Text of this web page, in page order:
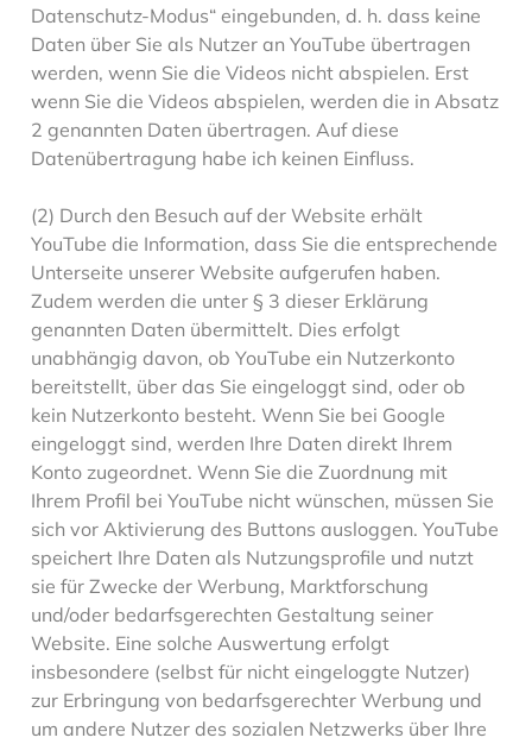
Datenschutz-Modus“ eingebunden, d. h. dass keine
Daten über Sie als Nutzer an YouTube übertragen
werden, wenn Sie die Videos nicht abspielen. Erst
wenn Sie die Videos abspielen, werden die in Absatz
2 genannten Daten übertragen. Auf diese
Datenübertragung habe ich keinen Einfluss.
(2) Durch den Besuch auf der Website erhält
YouTube die Information, dass Sie die entsprechende
Unterseite unserer Website aufgerufen haben.
Zudem werden die unter § 3 dieser Erklärung
genannten Daten übermittelt. Dies erfolgt
unabhängig davon, ob YouTube ein Nutzerkonto
bereitstellt, über das Sie eingeloggt sind, oder ob
kein Nutzerkonto besteht. Wenn Sie bei Google
eingeloggt sind, werden Ihre Daten direkt Ihrem
Konto zugeordnet. Wenn Sie die Zuordnung mit
Ihrem Profil bei YouTube nicht wünschen, müssen Sie
sich vor Aktivierung des Buttons ausloggen. YouTube
speichert Ihre Daten als Nutzungsprofile und nutzt
sie für Zwecke der Werbung, Marktforschung
und/oder bedarfsgerechten Gestaltung seiner
Website. Eine solche Auswertung erfolgt
insbesondere (selbst für nicht eingeloggte Nutzer)
zur Erbringung von bedarfsgerechter Werbung und
um andere Nutzer des sozialen Netzwerks über Ihre